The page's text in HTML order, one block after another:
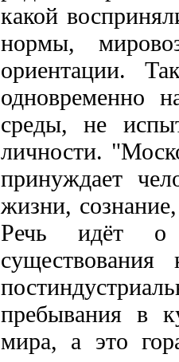
какой
нормы,
ориентации.
одновременно
среды, не
личности.
принуждает
жизни,
Речь идёт о
пребывания в
мира, а это